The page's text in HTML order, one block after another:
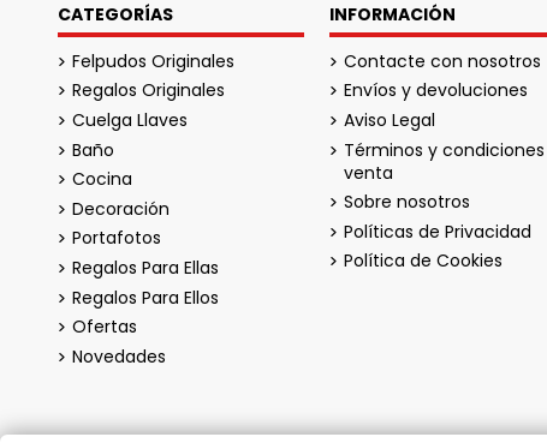
CATEGORÍAS
Felpudos Originales
Regalos Originales
Cuelga Llaves
Baño
Cocina
Decoración
Portafotos
Regalos Para Ellas
Regalos Para Ellos
Ofertas
Novedades
INFORMACIÓN
Contacte con nosotros
Envíos y devoluciones
Aviso Legal
Términos y
venta
Sobre nosotros
Políticas de Privacidad
Política de Cookies